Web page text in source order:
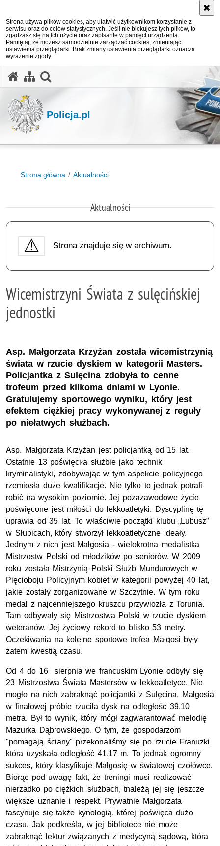
Strona używa plików cookies, aby ułatwić użytkownikom korzystanie z
serwisu oraz do celów statystycznych. Jeśli nie blokujesz tych plików, to
zgadzasz się na ich użycie oraz zapisanie w pamięci urządzenia.
Pamiętaj, że możesz samodzielnie zarządzać cookies, zmieniając
ustawienia przeglądarki. Brak zmiany ustawienia przeglądarki oznacza
wyrażenie zgody.
Policja.pl
Strona główna Aktualności
Aktualności
Strona znajduje się w archiwum.
Wicemistrzyni Świata z sulęcińskiej
jednostki
Asp. Małgorzata Krzyżan została wicemistrzynią
świata w rzucie dyskiem w kategorii Masters.
Policjantka z Sulęcina zdobyła to cenne
trofeum przed kilkoma dniami w Lyonie.
Gratulujemy sportowego wyniku, który jest
efektem ciężkiej pracy wykonywanej z reguły
po niełatwych służbach.
Asp. Małgorzata Krzyżan jest policjantką od 15 lat.
Ostatnie 13 poświęciła służbie jako technik
kryminalistyki, zdobywając w tym aspekcie policyjnego
rzemiosła duże kwalifikacje. Nie tylko to jednak potrafi
robić na wysokim poziomie. Jej pozazawodowe życie
poświęcone jest miłości do lekkoatletyki. Dyscyplinę tę
uprawia od 35 lat. To właściwie początki klubu „Lubusz”
w Słubicach, który stworzył lekkoatletyczne ideały.
Jednym z nich jest Małgosia - wielokrotna medalistka
Mistrzostw Polski od młodzików po seniorów. W 2009
roku została Mistrzynią Polski Służb Mundurowych w
Pięcioboju Policyjnym kobiet w kategorii powyżej 40 lat,
jakie zostały zorganizowane w Szczytnie. W tym roku
medal z najcenniejszego kruszcu przywiozła z Torunia.
Tam odbywały się Mistrzostwa Polski w rzucie dyskiem
weteranów. Jej życiowy rekord to blisko 53 metry.
Oczekiwania na kolejne sportowe trofea Małgosi były
zatem kwestią czasu.
Od 4 do 16 sierpnia we francuskim Lyonie odbyły się
23 Mistrzostwa Świata Mastersów w lekkoatletyce. Nie
mogło na nich zabraknąć policjantki z Sulęcina. Małgosia
w finałowej próbie rzuciła dysk na odległość 39,10
metra. Był to wynik, który mógł zagwarantować melodię
Mazurka Dąbrowskiego. O tym, że gospodarzom
"pomagają ściany" przekonaliśmy się po rzucie Franuzki,
która uzyskała odległość 41,17 m. To jednak ogromny
sukces, który klasyfikuje Małgosię w światowej czołówce.
Biorąc pod uwagę fakt, że treningi musi realizować
nierzadko po ciężkich służbach, tnależą jej się jeszcze
większe uznanie i respekt. Prywatnie Małgorzata
fascynuje się także kynologią, której poświęca dużo
czasu. Jak podkreśla, w jej bibliotece nie może
zabraknąć lektur związanych z medycyną sądową, która